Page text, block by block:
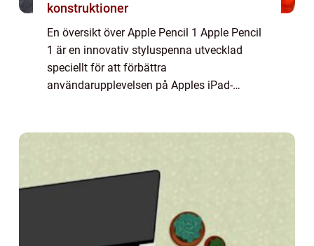
konstruktioner
En översikt över Apple Pencil 1 Apple Pencil
1 är en innovativ styluspenna utvecklad
speciellt för att förbättra
användarupplevelsen på Apples iPad-